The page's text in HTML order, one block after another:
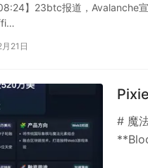
】23btc报道，Avalanche
21日
# 魔